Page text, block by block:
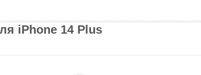
iPhone 14 Plus